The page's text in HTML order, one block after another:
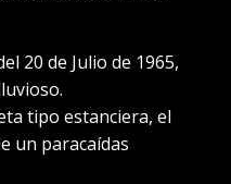
20 de Julio de 1965,
tipo estanciera, el
un paracaídas